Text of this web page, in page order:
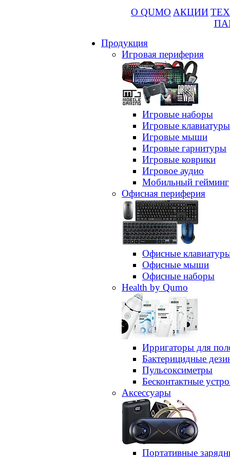
О QUMO АКЦИИ
Продукция
Игровая периферия
Игровые наборы
Игровые клавиатуры
Игровые мыши
Игровые гарнитуры
Игровые коврики
Игровое аудио
Мобильный гейминг
Офисная периферия
Офисные
Офисные мыши
Офисные наборы
Health by Qumo
Ирригаторы для
Бактерицидные
Пульсоксиметры
Бесконтактные
Аксессуары
Портативные